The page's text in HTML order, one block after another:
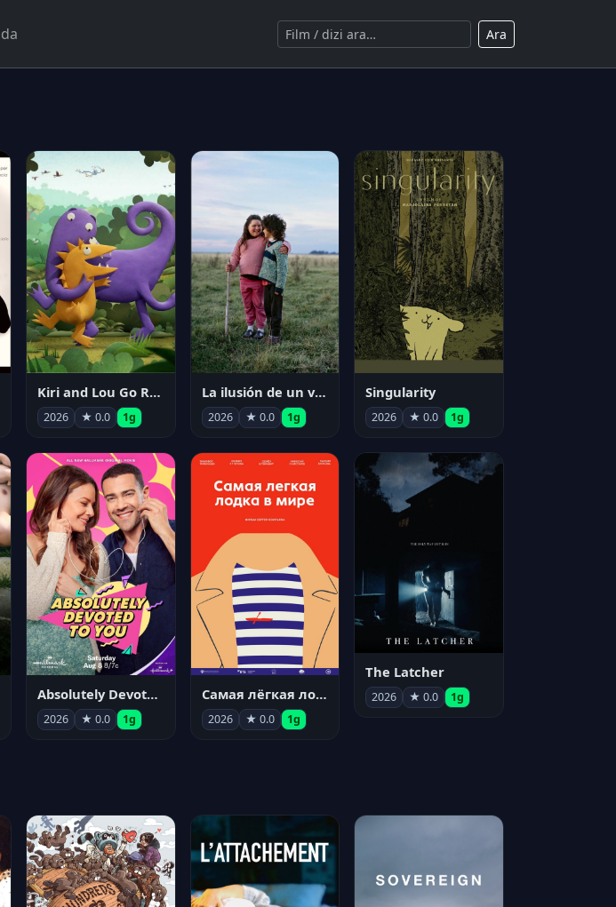
Ara
Kiri and Lou Go Raaa!
2026 ★ 0.0 1g
La ilusión de un verano sin fin
2026 ★ 0.0 1g
Singularity
2026 ★ 0.0 1g
Absolutely Devoted to You
2026 ★ 0.0 1g
Самая лёгкая лодка в мире
2026 ★ 0.0 1g
The Latcher
2026 ★ 0.0 1g